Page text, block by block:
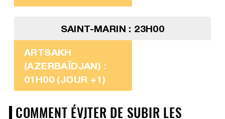
SAINT-MARIN : 23H00
ARTSAKH
(AZERBAÏDJAN) :
01H00 (JOUR +1)
COMMENT ÉVITER DE SUBIR LES